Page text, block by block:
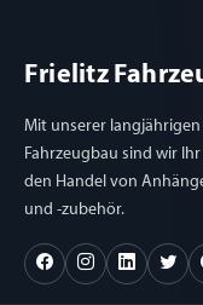
Frielitz
Mit unserer
Fahrzeugbau sind wir
den Handel von
und -zubehör.